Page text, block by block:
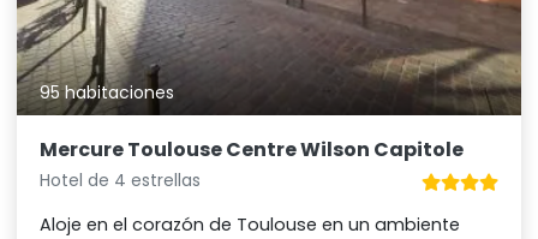
95 habitaciones
Mercure Toulouse Centre Wilson Capitole
Hotel de 4 estrellas
Aloje en el corazón de Toulouse en un ambiente